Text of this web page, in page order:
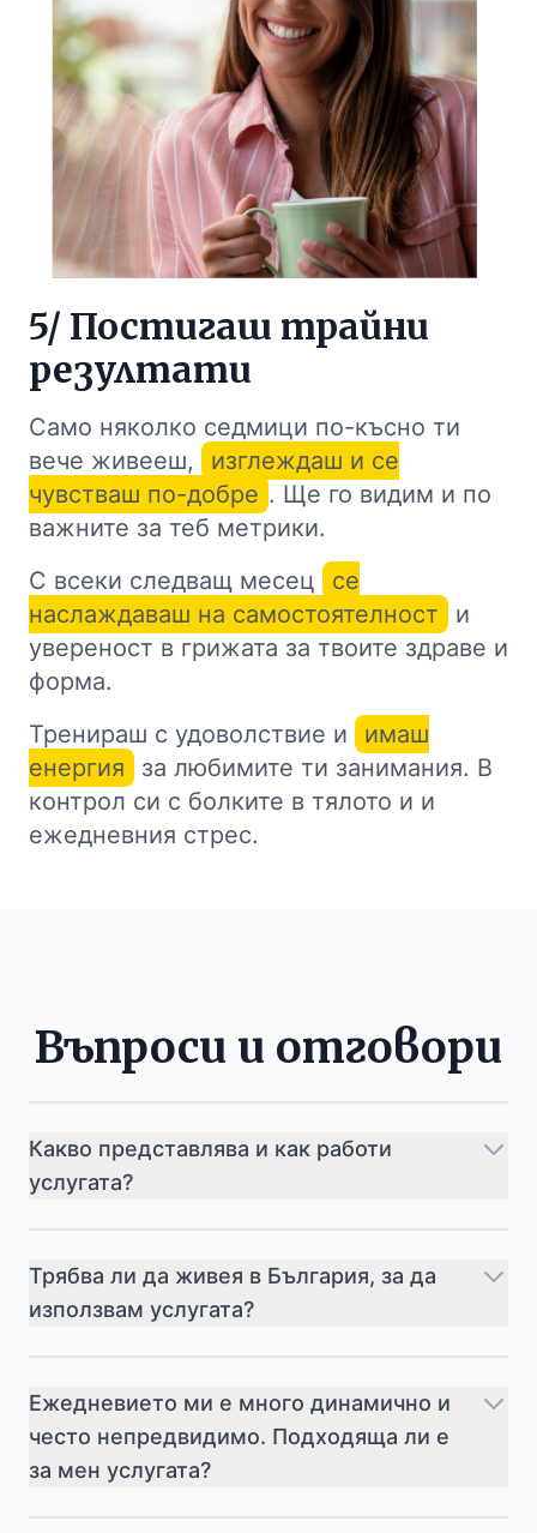
5/ Постигаш трайни
резултати
Само няколко седмици по-късно ти
вече живееш,
изглеждаш и се
чувстваш по-добре . Ще го видим и по
важните за теб метрики.
С всеки следващ месец
се
наслаждаваш на самостоятелност
и
увереност в грижата за твоите здраве и
форма.
Тренираш с удоволствие и
имаш
енергия
за любимите ти занимания. В
контрол си с болките в тялото и и
ежедневния стрес.
Въпроси и отговори
Какво представлява и как работи
услугата?
Трябва ли да живея в България, за да
използвам услугата?
Ежедневието ми е много динамично и
често непредвидимо. Подходяща ли е
за мен услугата?